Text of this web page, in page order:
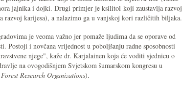
jajnika i dojki. Drugi primjer je ksilitol koji zaustavlja razvoj
razvoj karijesa), a nalazimo ga u vanjskoj kori različitih biljaka.
je veoma važno jer pomaže ljudima da se oporave od
Postoji i novčana vrijednost u poboljšanju radne sposobnosti
njege", kaže dr. Karjalainen koja će voditi sjednicu o
na ovogodišnjem Svjetskom šumarskom kongresu u
Research Organizations).